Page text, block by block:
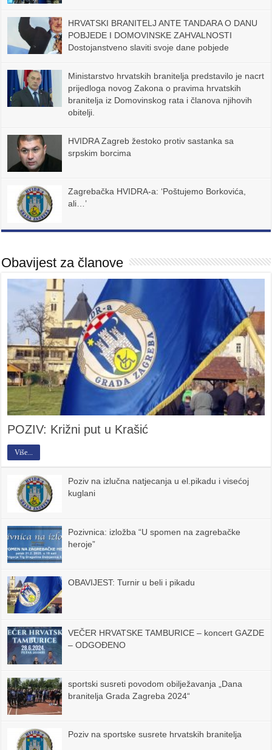
HRVATSKI BRANITELJ ANTE TANDARA O DANU
POBJEDE I DOMOVINSKE ZAHVALNOSTI
Dostojanstveno slaviti svoje dane pobjede
Ministarstvo hrvatskih branitelja predstavilo je nacrt
prijedloga novog Zakona o pravima hrvatskih
branitelja iz Domovinskog rata i članova njihovih
obitelji.
HVIDRA Zagreb žestoko protiv sastanka sa
srpskim borcima
Zagrebačka HVIDRA-a: ‘Poštujemo Borkovića,
ali…’
Obavijest za članove
POZIV: Križni put u Krašić
Više...
Poziv na izlučna natjecanja u el.pikadu i visećoj
kuglani
Pozivnica: izložba “U spomen na zagrebačke
heroje”
OBAVIJEST: Turnir u beli i pikadu
VEČER HRVATSKE TAMBURICE – koncert GAZDE
– ODGOĐENO
sportski susreti povodom obilježavanja „Dana
branitelja Grada Zagreba 2024“
Poziv na sportske susrete hrvatskih branitelja